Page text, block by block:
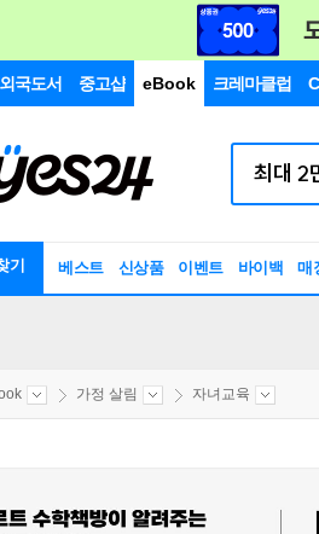
외국도서 중고샵 eBook 크레마클럽
기 베스트 신상품 이벤트 바이백 매
가정 살림 자녀교육